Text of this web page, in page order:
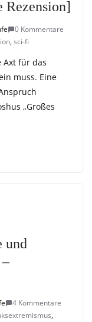
Rezension]
0 Kommentare
,sci-fi
Axt für das
muss. Eine
„Großes
und
4 Kommentare
,